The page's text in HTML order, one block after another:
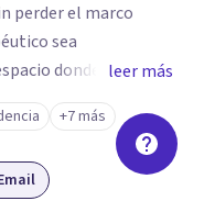
perder el marco
sea
donde uno
es posible
afuera, qué se
En mi
tristezas, enojos y
leer más
+7 más